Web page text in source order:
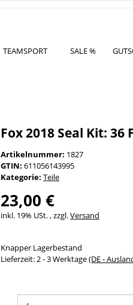
TEAMSPORT SALE %
Fox 2018 Seal Kit: 36
Artikelnummer: 1827
GTIN: 611056143995
Kategorie: Teile
23,00 €
inkl. 19% USt. , zzgl.Versand
Knapper Lagerbestand
Lieferzeit:2 - 3 Werktage(DE -